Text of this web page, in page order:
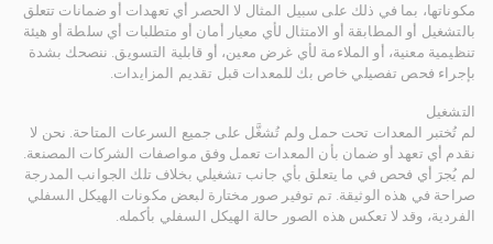
مكوناتها، بما في ذلك على سبيل المثال لا الحصر أي تعهدات أو ضمانات تتعلق
بالتشغيل أو المطابقة أو الامتثال لأي معيار أمان أو متطلبات أي سلطة أو هيئة
تنظيمية معنية، أو الملاءمة لأي غرض معين، أو قابلية التسويق. ننصحك بشدة
بإجراء فحص تفصيلي خاص بك للمعدات قبل تقديم المزايدات.
التشغيل
لم تُختبر المعدات تحت حمل ولم تُشغَّل على جميع السرعات المتاحة. نحن لا
نقدم أي تعهد أو ضمان بأن المعدات تعمل وفق مواصفات الشركات المصنعة.
لم يُجرَ أي فحص في ما يتعلق بأي جانب تشغيلي بخلاف تلك الجوانب المدرجة
صراحة في هذه الوثيقة. تم توفير صور مختارة لبعض مكونات الهيكل السفلي
الفردية، وقد لا تعكس هذه الصور حالة الهيكل السفلي بأكمله.